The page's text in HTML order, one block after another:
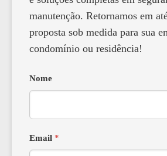
manutenção. Retornamos em
proposta sob medida para sua
condomínio ou residência!
Nome
Email *